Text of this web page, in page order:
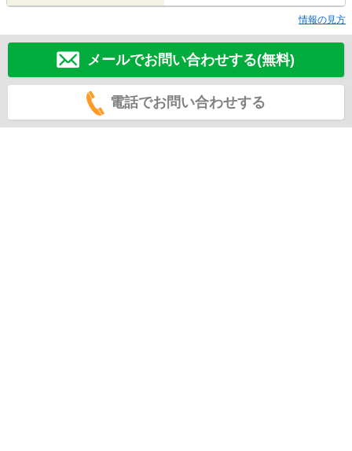
情報の見方
メールでお問い合わせする(無料)
電話でお問い合わせする